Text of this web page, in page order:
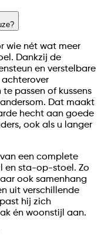
wie nét wat meer
Dankzij de
en verstelbare
passen of kussens
Dat maakt
hecht aan goede
ook als u langer
een complete
en sta-op-stoel. Zo
ook samenhang
uit verschillende
hij zich
én woonstijl aan.